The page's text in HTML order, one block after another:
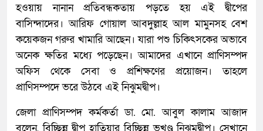
হওয়ায় নানান প্রতিবন্ধকতায় পড়তে হয় এই দ্বীপের
বাসিন্দাদের। আরিফ গোয়াল আবদুল্লাহ আল মামুনসহ বেশ
কয়েকজন গরুর খামারি আছেন। যারা পশু চিকিৎসকের অভাবে
অনেক ক্ষতির মধ্যে পড়েছেন। আমাদের এখানে প্রাণিসম্পদ
অফিস থেকে সেবা ও প্রশিক্ষণের প্রয়োজন। তাহলে
প্রাণিসম্পদে ভরে উঠবে এই নিঝুমদ্বীপ।
জেলা প্রাণিসম্পদ কর্মকর্তা ডা. মো. আবুল কালাম আজাদ
বলেন, বিচ্ছিন্ন দ্বীপ হাতিয়ার বিচ্ছিন্ন ভূখণ্ড নিঝুমদ্বীপ। সেখানে